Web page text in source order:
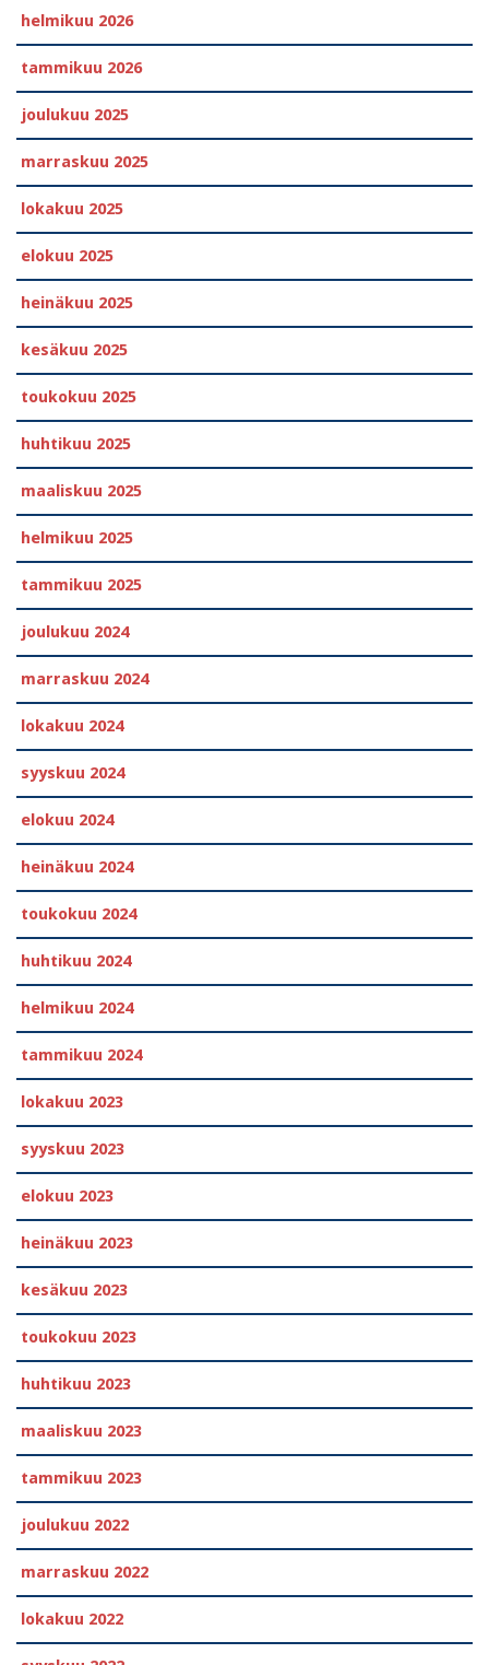
helmikuu 2026
tammikuu 2026
joulukuu 2025
marraskuu 2025
lokakuu 2025
elokuu 2025
heinäkuu 2025
kesäkuu 2025
toukokuu 2025
huhtikuu 2025
maaliskuu 2025
helmikuu 2025
tammikuu 2025
joulukuu 2024
marraskuu 2024
lokakuu 2024
syyskuu 2024
elokuu 2024
heinäkuu 2024
toukokuu 2024
huhtikuu 2024
helmikuu 2024
tammikuu 2024
lokakuu 2023
syyskuu 2023
elokuu 2023
heinäkuu 2023
kesäkuu 2023
toukokuu 2023
huhtikuu 2023
maaliskuu 2023
tammikuu 2023
joulukuu 2022
marraskuu 2022
lokakuu 2022